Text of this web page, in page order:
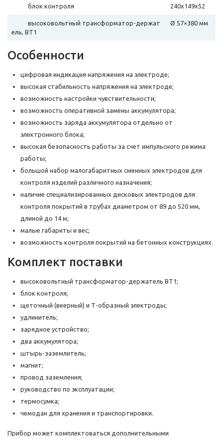
блок контроля 240х149х52
высоковольтный трансформатор-держат
ель, ВТ1
Ø 57×380 мм
Особенности
цифровая индикация напряжения на электроде;
высокая стабильность напряжения на электроде;
возможность настройки чувствительности;
возможность оперативной замены аккумулятора;
возможность заряда аккумулятора отдельно от
электронного блока;
высокая безопасность работы за счет импульсного режима
работы;
большой набор малогабаритных сменных электродов для
контроля изделий различного назначения;
наличие специализированных дисковых электродов для
контроля покрытий в трубах диаметром от 89 до 520 мм,
длиной до 14 м;
малые габариты и вес;
возможность контроля покрытий на бетонных конструкциях.
Комплект поставки
высоковольтный трансформатор-держатель ВТ1;
блок контроля;
щеточный (веерный) и Т-образный электроды;
удлинитель;
зарядное устройство;
два аккумулятора;
штырь-заземлитель;
магнит;
провод заземления;
руководство по эксплуатации;
термосумка;
чемодан для хранения и транспортировки.
Прибор может комплектоваться дополнительными